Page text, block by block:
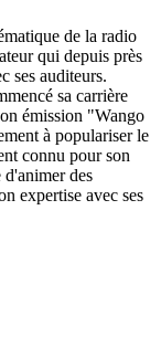
de la radio
qui depuis près
ses auditeurs.
sa carrière
émission "Wango
à populariser le
connu pour son
des
expertise avec ses